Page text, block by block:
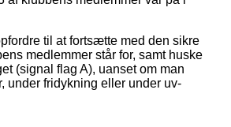
til at fortsætte med den sikre
medlemmer står for, samt huske
(signal flag A), uanset om man
under fridykning eller under uv-